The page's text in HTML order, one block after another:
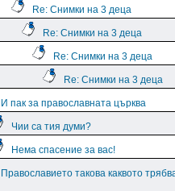
Re: Снимки на 3 деца
Re: Снимки на 3 деца
Re: Снимки на 3 деца
Re: Снимки на 3 деца
И пак за православната църква
Чии са тия думи?
Нема спасение за вас!
Православието такова каквото